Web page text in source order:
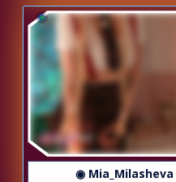
◉ Mia_Milasheva